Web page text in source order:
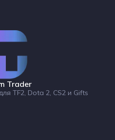
Trader
TF2, Dota 2, CS2 и Gifts